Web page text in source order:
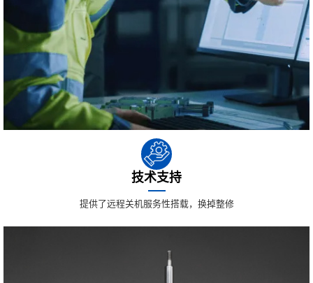
技术支持
提供了远程关机服务性搭载，换掉整修